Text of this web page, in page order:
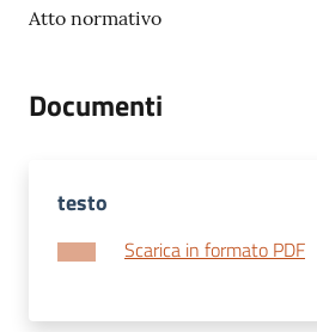
Atto normativo
Documenti
testo
Scarica in formato PDF